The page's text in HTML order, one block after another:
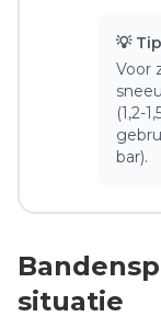
💡
Voor
(1,2-
bar).
situatie